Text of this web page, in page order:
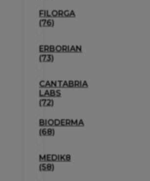
FILORGA
(76)
ERBORIAN
(73)
CANTABRIA
LABS
(72)
BIODERMA
(68)
MEDIK8
(58)